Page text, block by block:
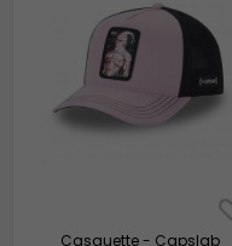
Casquette - Capslab